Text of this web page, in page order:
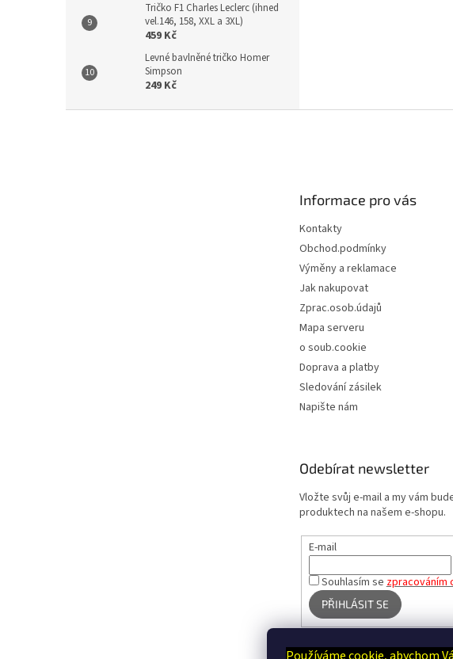
Tričko F1 Charles Leclerc (ihned
vel.146, 158, XXL a 3XL)
459 Kč
Levné bavlněné tričko Homer
Simpson
249 Kč
Informace pro vás
Kontakty
Obchod.podmínky
Výměny a reklamace
Jak nakupovat
Zprac.osob.údajů
Mapa serveru
o soub.cookie
Doprava a platby
Sledování zásilek
Napište nám
Odebírat newsletter
Vložte svůj e-mail a my vám
produktech na našem e-shopu.
E-mail
Souhlasím se zpracováním
PŘIHLÁSIT SE